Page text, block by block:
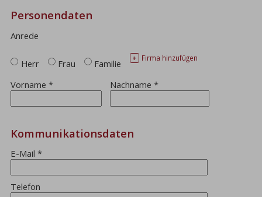
Personendaten
Anrede
Herr Frau Familie + Firma hinzufügen
Vorname* Nachname*
Kommunikationsdaten
E-Mail*
Telefon